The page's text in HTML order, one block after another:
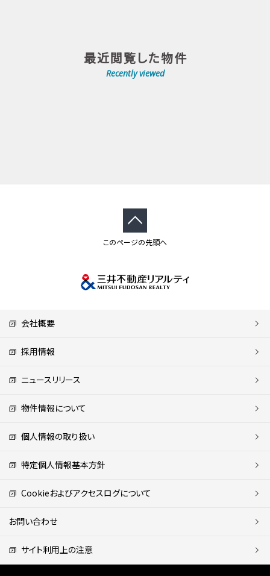
最近閲覧した物件
Recently viewed
このページの先頭へ
会社概要
採用情報
ニュースリリース
物件情報について
個人情報の取り扱い
特定個人情報基本方針
Cookieおよびアクセスログについて
お問い合わせ
サイト利用上の注意